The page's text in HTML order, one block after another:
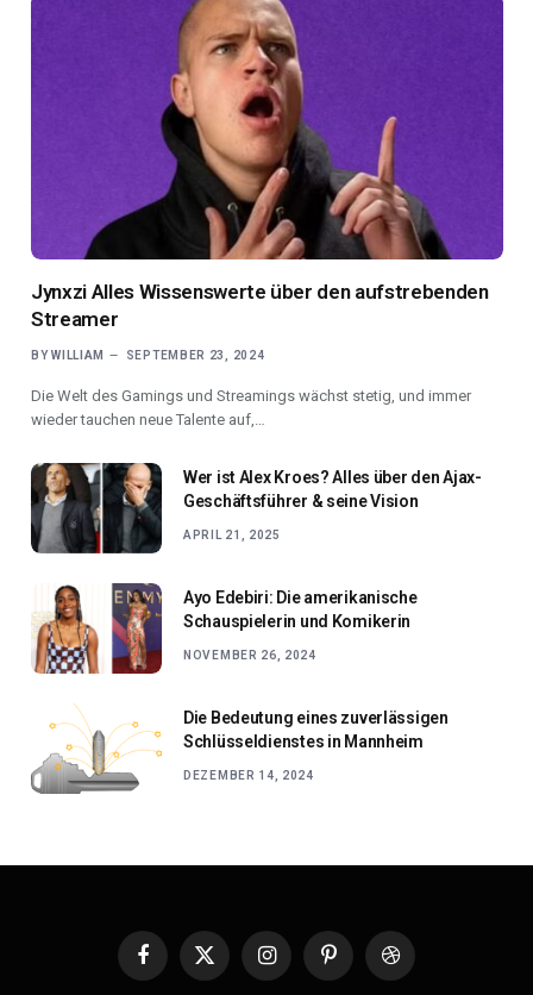
Jynxzi Alles Wissenswerte über den aufstrebenden
Streamer
BY WILLIAM SEPTEMBER 23, 2024
Die Welt des Gamings und Streamings wächst stetig, und immer
wieder tauchen neue Talente auf,…
Wer ist Alex Kroes? Alles über den Ajax-
Geschäftsführer & seine Vision
APRIL 21, 2025
Ayo Edebiri: Die amerikanische
Schauspielerin und Komikerin
NOVEMBER 26, 2024
Die Bedeutung eines zuverlässigen
Schlüsseldienstes in Mannheim
DEZEMBER 14, 2024
Facebook
X
InstagramPinterestDribbble